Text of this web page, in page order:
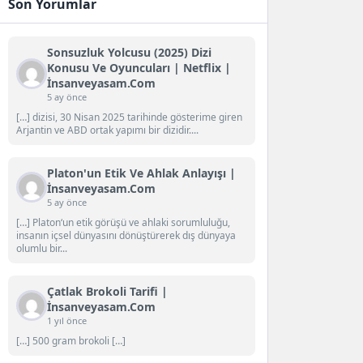
Son Yorumlar
Sonsuzluk Yolcusu (2025) Dizi
Konusu Ve Oyuncuları | Netflix |
İnsanveyasam.com
5 ay önce
[…] dizisi, 30 Nisan 2025 tarihinde gösterime giren
Arjantin ve ABD ortak yapımı bir dizidir....
Platon'un Etik Ve Ahlak Anlayışı |
İnsanveyasam.com
5 ay önce
[…] Platon‘un etik görüşü ve ahlaki sorumluluğu,
insanın içsel dünyasını dönüştürerek dış dünyaya
olumlu bir...
Çatlak Brokoli Tarifi |
İnsanveyasam.com
1 yıl önce
[…] 500 gram brokoli […]